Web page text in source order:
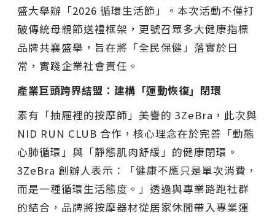
盛大舉辦「2026 循環生活節」。本次活動不僅打
破傳統母親節送禮框架，更號召眾多大健康指標
品牌共襄盛舉，旨在將「全民保健」落實於日
常，實踐企業社會責任。
產業巨頭跨界結盟：建構「運動恢復」閉環
素有「抽屜裡的按摩師」美譽的 3ZeBra，此次與
NID RUN CLUB 合作，核心理念在於完善「動態
心肺循環」與「靜態肌肉舒緩」的健康閉環。
3ZeBra 創辦人表示：「健康不應只是單次消費，
而是一種循環生活態度。」透過與專業路跑社群
的結合，品牌將按摩器材從居家休閒帶入專業運